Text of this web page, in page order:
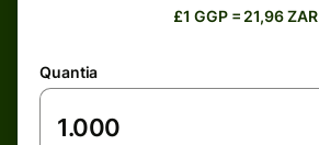
£1 GGP = 21,96 ZAR
Quantia